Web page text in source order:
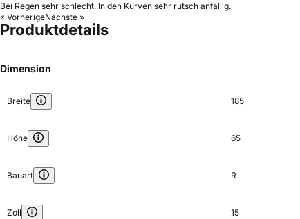
Bei Regen sehr schlecht. In den Kurven sehr rutsch anfällig.
« VorherigeNächste »
Produktdetails
Dimension
Breite 185
Höhe 65
Bauart R
Zoll 15